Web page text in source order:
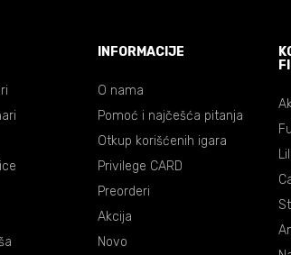
INFORMACIJE
O nama
Pomoć i najčešća pitanja
Otkup korišćenih igara
Privilege CARD
Preorderi
Akcija
Novo